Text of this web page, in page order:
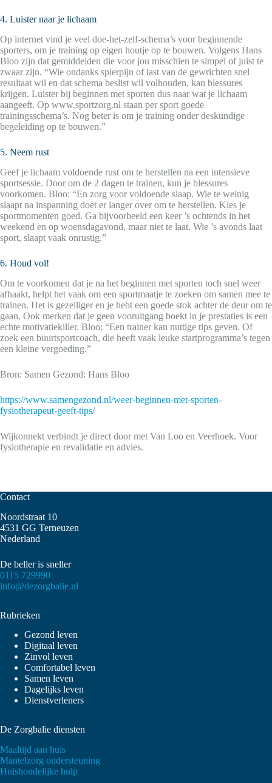
4. Luister naar je lichaam
Op internet vind je veel doe-het-zelf-schema’s voor beginnende
sporters, om je training op eigen houtje op te bouwen. Volgens Hans
Bloo zijn dat gemiddelden die voor jou misschien te simpel of juist te
zwaar zijn. “Wie ondanks spierpijn of last van de gewrichten snel
resultaat wil en dat schema beslist wil volhouden, kan blessures
krijgen. Luister bij beginnen met sporten dus naar wat je lichaam
aangeeft. Op www.sportzorg.nl staan per sport goede
trainingsschema’s. Nog beter is om je training onder deskundige
begeleiding op te bouwen.”
5. Neem rust
Geef je lichaam voldoende rust om te herstellen na een intensieve
sportsessie. Door om de 2 dagen te trainen, kun je blessures
voorkomen. Bloo: “En zorg voor voldoende slaap. Wie te weinig
slaapt na inspanning doet er langer over om te herstellen. Kies je
sportmomenten goed. Ga bijvoorbeeld een keer ’s ochtends in het
weekend en op woensdagavond, maar niet te laat. Wie ’s avonds laat
sport, slaapt vaak onrustig.”
6. Houd vol!
Om te voorkomen dat je na het beginnen met sporten toch snel weer
afhaakt, helpt het vaak om een sportmaatje te zoeken om samen mee te
trainen. Het is gezelliger en je hebt een goede stok achter de deur om te
gaan. Ook merken dat je geen vooruitgang boekt in je prestaties is een
echte motivatiekiller. Bloo: “Een trainer kan nuttige tips geven. Of
zoek een buurtsportcoach, die heeft vaak leuke startprogramma’s tegen
een kleine vergoeding.”
Bron: Samen Gezond: Hans Bloo
https://www.samengezond.nl/weer-beginnen-met-sporten-
fysiotherapeut-geeft-tips/
Wijkonnekt verbindt je direct door met Van Loo en Veerhoek. Voor
fysiotherapie en revalidatie en advies.
Contact
Noordstraat 10
4531 GG Terneuzen
Nederland
De beller is sneller
0115 729990
info@dezorgbalie.nl
Rubrieken
Gezond leven
Digitaal leven
Zinvol leven
Comfortabel leven
Samen leven
Dagelijks leven
Dienstverleners
De Zorgbalie diensten
Maaltijd aan huis
Mantelzorg ondersteuning
Huishoudelijke hulp